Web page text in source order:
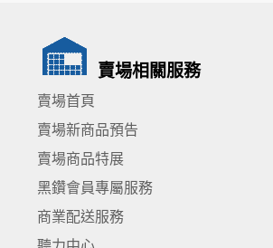
賣場相關服務
賣場首頁
賣場新商品預告
賣場商品特展
黑鑽會員專屬服務
商業配送服務